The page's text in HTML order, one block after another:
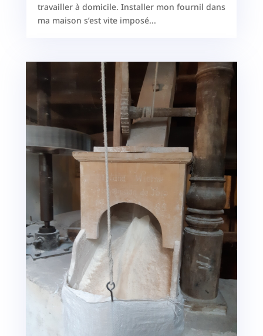
travailler à domicile. Installer mon fournil dans
ma maison s’est vite imposé...